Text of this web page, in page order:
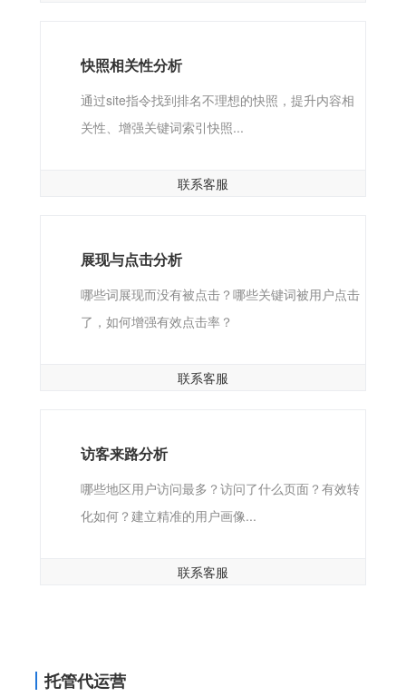
快照相关性分析
通过site指令找到排名不理想的快照，提升内容相
关性、增强关键词索引快照...
联系客服
展现与点击分析
哪些词展现而没有被点击？哪些关键词被用户点击
了，如何增强有效点击率？
联系客服
访客来路分析
哪些地区用户访问最多？访问了什么页面？有效转
化如何？建立精准的用户画像...
联系客服
托管代运营